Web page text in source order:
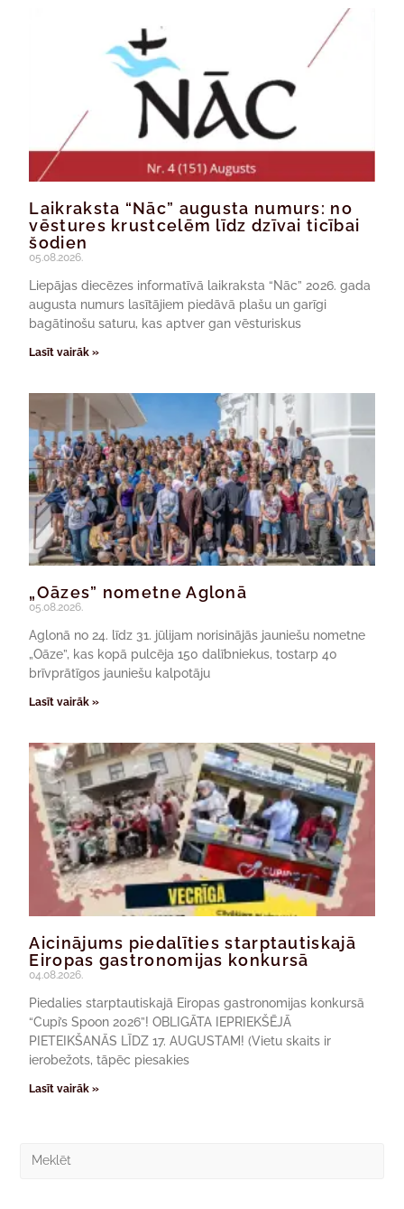
Laikraksta “Nāc” augusta numurs: no
vēstures krustcelēm līdz dzīvai ticībai
šodien
05.08.2026.
Liepājas diecēzes informatīvā laikraksta “Nāc” 2026. gada
augusta numurs lasītājiem piedāvā plašu un garīgi
bagātinošu saturu, kas aptver gan vēsturiskus
Lasīt vairāk »
„Oāzes” nometne Aglonā
05.08.2026.
Aglonā no 24. līdz 31. jūlijam norisinājās jauniešu nometne
„Oāze”, kas kopā pulcēja 150 dalībniekus, tostarp 40
brīvprātīgos jauniešu kalpotāju
Lasīt vairāk »
Aicinājums piedalīties starptautiskajā
Eiropas gastronomijas konkursā
04.08.2026.
Piedalies starptautiskajā Eiropas gastronomijas konkursā
“Cupi’s Spoon 2026”! OBLIGĀTA IEPRIEKŠĒJĀ
PIETEIKŠANĀS LĪDZ 17. AUGUSTAM! (Vietu skaits ir
ierobežots, tāpēc piesakies
Lasīt vairāk »